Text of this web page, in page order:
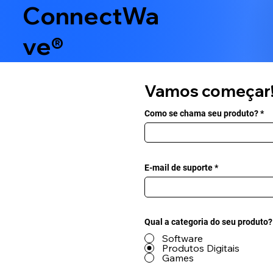
ConnectWa
ve®
Vamos
Como se chama seu produto?
E-mail de suporte
Qual a categoria do seu produto?
Software
Produtos Digitais
Games